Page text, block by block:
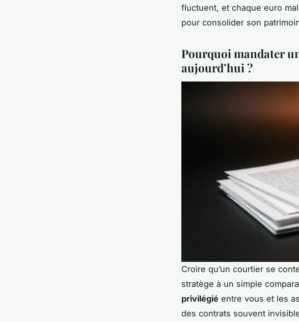
fluctuent, et chaque euro
pour consolider son
Pourquoi mandater
aujourd’hui ?
Croire qu’un courtier se
stratège à un simple
privilégié entre vous et les
des contrats souvent